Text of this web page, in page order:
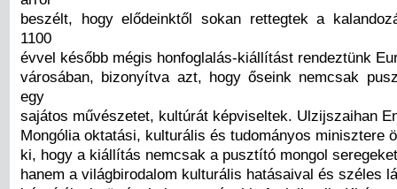
beszélt, hogy elődeinktől sokan rettegtek a
1100
évvel később mégis honfoglalás-kiállítást rendeztünk
városában, bizonyítva azt, hogy őseink nemcsak
egy
sajátos művészetet, kultúrát képviseltek. Ulzijszaihan
Mongólia oktatási, kulturális és tudományos minisztere
ki, hogy a kiállítás nemcsak a pusztító mongol
hanem a világbirodalom kulturális hatásaival és széles